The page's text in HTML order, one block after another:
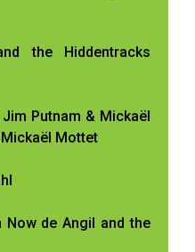
the Hiddentracks
Putnam & Mickaël
Mottet
Now de Angil and the